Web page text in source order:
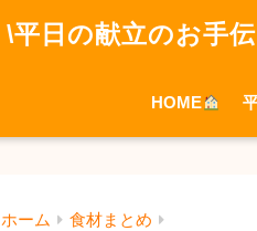
\平日の献立のお手
HOME
ホーム 食材まとめ